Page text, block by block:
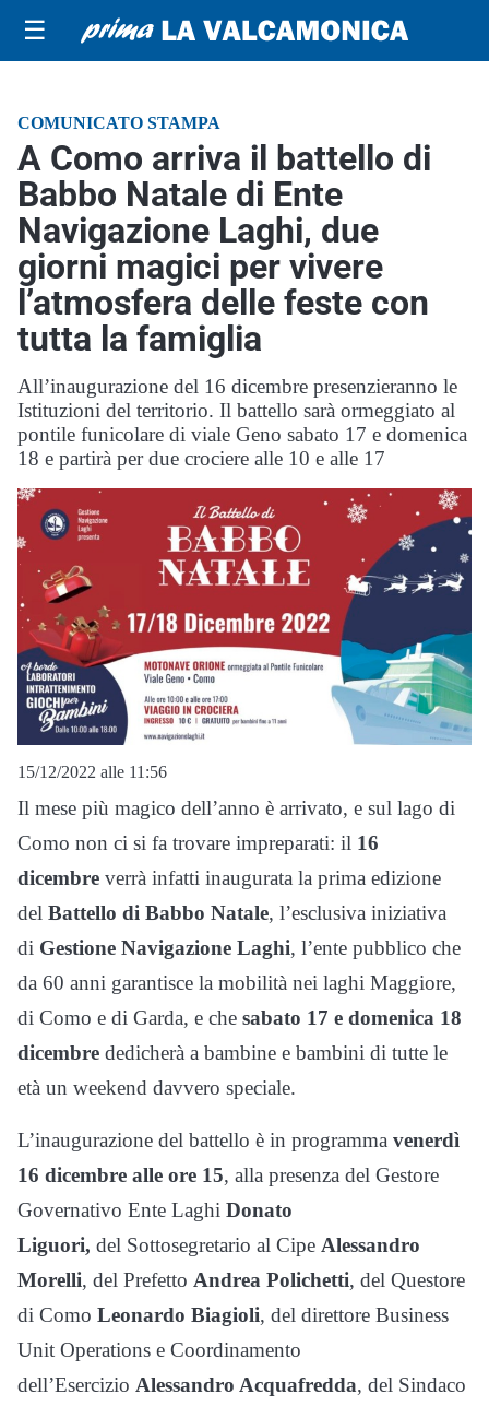
☰
COMUNICATO STAMPA
A Como arriva il battello di
Babbo Natale di Ente
Navigazione Laghi, due
giorni magici per vivere
l’atmosfera delle feste con
tutta la famiglia
All’inaugurazione del 16 dicembre presenzieranno le
Istituzioni del territorio. Il battello sarà ormeggiato al
pontile funicolare di viale Geno sabato 17 e domenica
18 e partirà per due crociere alle 10 e alle 17
15/12/2022 alle 11:56
Il mese più magico dell’anno è arrivato, e sul lago di
Como non ci si fa trovare impreparati: il 16
dicembre verrà infatti inaugurata la prima edizione
del Battello di Babbo Natale, l’esclusiva iniziativa
di Gestione Navigazione Laghi, l’ente pubblico che
da 60 anni garantisce la mobilità nei laghi Maggiore,
di Como e di Garda, e che sabato 17 e domenica 18
dicembre dedicherà a bambine e bambini di tutte le
età un weekend davvero speciale.
L’inaugurazione del battello è in programma venerdì
16 dicembre alle ore 15, alla presenza del Gestore
Governativo Ente Laghi Donato
Liguori, del Sottosegretario al Cipe Alessandro
Morelli, del Prefetto Andrea Polichetti, del Questore
di Como Leonardo Biagioli, del direttore Business
Unit Operations e Coordinamento
dell’Esercizio Alessandro Acquafredda, del Sindaco